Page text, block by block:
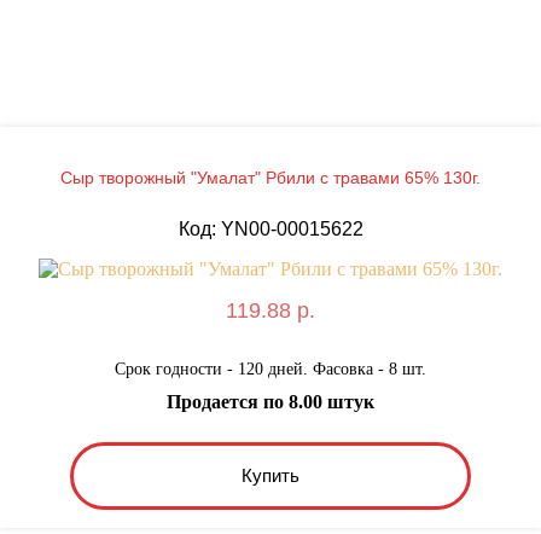
Сыр творожный "Умалат" Рбили с травами 65% 130г.
Код: YN00-00015622
119.88 р.
Срок годности - 120 дней. Фасовка - 8 шт.
Купить
Продается по 8.00 штук